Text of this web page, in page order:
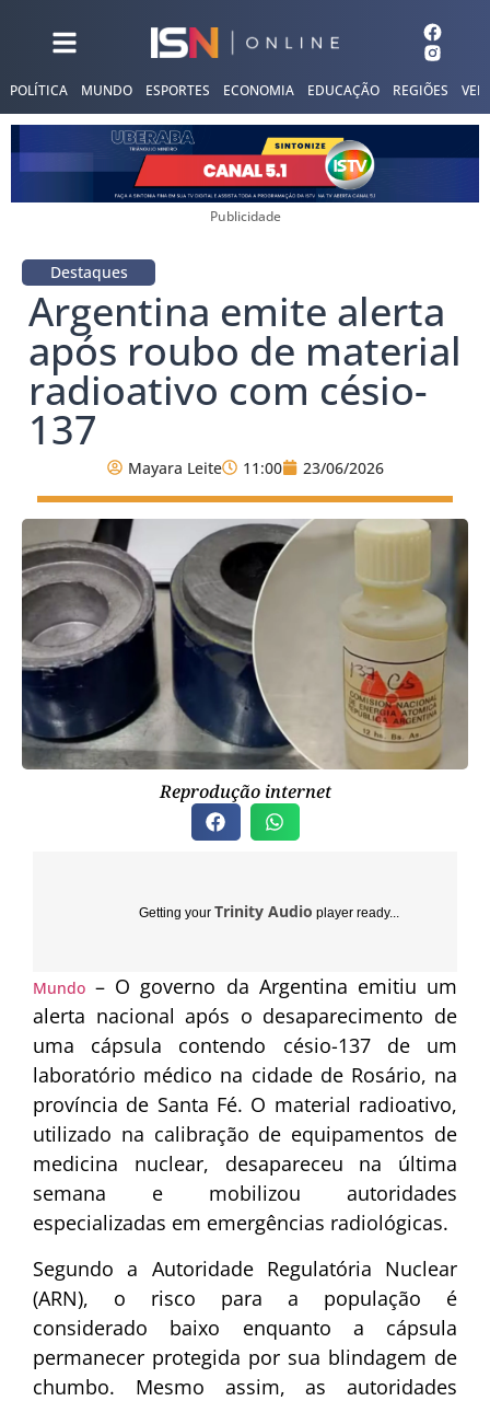
POLÍTICA MUNDO ESPORTES ECONOMIA EDUCAÇÃO REGIÕES
Publicidade
Destaques
Argentina emite alerta
após roubo de material
radioativo com césio-
137
Mayara Leite 11:00 23/06/2026
Reprodução internet
Getting your Trinity Audio player ready...
Mundo – O governo da Argentina emitiu um
alerta nacional após o desaparecimento de
uma cápsula contendo césio-137 de um
laboratório médico na cidade de Rosário, na
província de Santa Fé. O material radioativo,
utilizado na calibração de equipamentos de
medicina nuclear, desapareceu na última
semana e mobilizou autoridades
especializadas em emergências radiológicas.
Segundo a Autoridade Regulatória Nuclear
(ARN), o risco para a população é
considerado baixo enquanto a cápsula
permanecer protegida por sua blindagem de
chumbo. Mesmo assim, as autoridades